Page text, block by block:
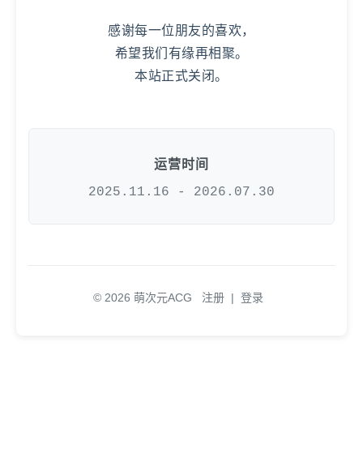
感谢每一位朋友的喜欢，
希望我们有缘再相聚。
本站正式关闭。
运营时间
2025.11.16 - 2026.07.30
© 2026 萌次元ACG 注册 | 登录